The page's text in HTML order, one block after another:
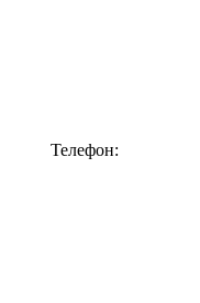
Телефон: